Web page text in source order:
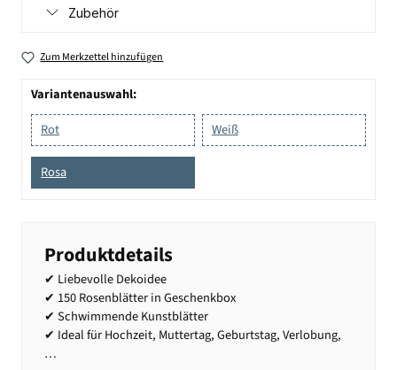
Zubehör
Zum Merkzettel hinzufügen
Variantenauswahl:
Rot
Weiß
Rosa
Produktdetails
✔ Liebevolle Dekoidee
✔ 150 Rosenblätter in Geschenkbox
✔ Schwimmende Kunstblätter
✔ Ideal für Hochzeit, Muttertag, Geburtstag, Verlobung,
…